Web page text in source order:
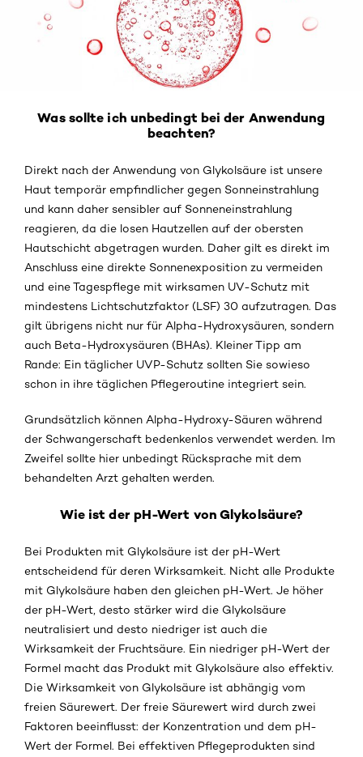
Was sollte ich unbedingt bei der Anwendung
beachten?
Direkt nach der Anwendung von Glykolsäure ist unsere
Haut temporär empfindlicher gegen Sonneinstrahlung
und kann daher sensibler auf Sonneneinstrahlung
reagieren, da die losen Hautzellen auf der obersten
Hautschicht abgetragen wurden. Daher gilt es direkt im
Anschluss eine direkte Sonnenexposition zu vermeiden
und eine Tagespflege mit wirksamen UV-Schutz mit
mindestens Lichtschutzfaktor (LSF) 30 aufzutragen. Das
gilt übrigens nicht nur für Alpha-Hydroxysäuren, sondern
auch Beta-Hydroxysäuren (BHAs). Kleiner Tipp am
Rande: Ein täglicher UVP-Schutz sollten Sie sowieso
schon in ihre täglichen Pflegeroutine integriert sein.
Grundsätzlich können Alpha-Hydroxy-Säuren während
der Schwangerschaft bedenkenlos verwendet werden. Im
Zweifel sollte hier unbedingt Rücksprache mit dem
behandelten Arzt gehalten werden.
Wie ist der pH-Wert von Glykolsäure?
Bei Produkten mit Glykolsäure ist der pH-Wert
entscheidend für deren Wirksamkeit. Nicht alle Produkte
mit Glykolsäure haben den gleichen pH-Wert. Je höher
der pH-Wert, desto stärker wird die Glykolsäure
neutralisiert und desto niedriger ist auch die
Wirksamkeit der Fruchtsäure. Ein niedriger pH-Wert der
Formel macht das Produkt mit Glykolsäure also effektiv.
Die Wirksamkeit von Glykolsäure ist abhängig vom
freien Säurewert. Der freie Säurewert wird durch zwei
Faktoren beeinflusst: der Konzentration und dem pH-
Wert der Formel. Bei effektiven Pflegeprodukten sind